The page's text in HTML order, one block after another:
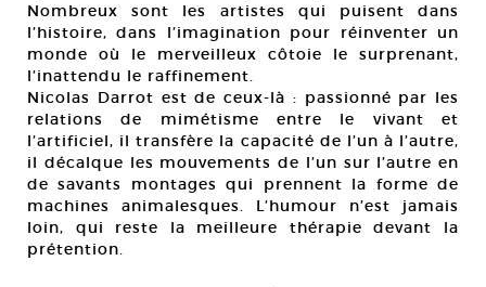
Nombreux sont les artistes qui puisent dans
l’histoire, dans l’imagination pour réinventer un
monde où le merveilleux côtoie le surprenant,
l’inattendu le raffinement.
Nicolas Darrot est de ceux-là : passionné par les
relations de mimétisme entre le vivant et
l’artificiel, il transfère la capacité de l’un à l’autre,
il décalque les mouvements de l’un sur l’autre en
de savants montages qui prennent la forme de
machines animalesques. L’humour n’est jamais
loin, qui reste la meilleure thérapie devant la
prétention.